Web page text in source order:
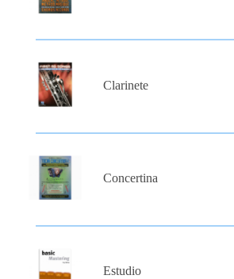
Clarinete
Concertina
Estudio